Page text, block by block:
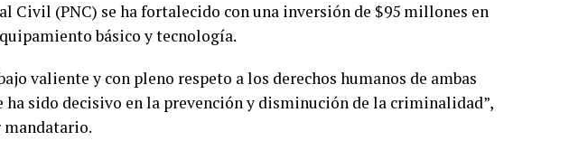
Civil (PNC) se ha fortalecido con una inversión de $95 millones en
básico y tecnología.
valiente y con pleno respeto a los derechos humanos de ambas
sido decisivo en la prevención y disminución de la criminalidad”,
mandatario.